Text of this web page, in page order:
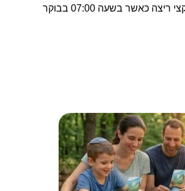
בואו לקחת חלק באירוע ספורטיבי משמעותי, המשלב פעילות גופנית עם מטרה חברתית חשובה. במרוץ הכלניות 2025 יהיו מספר מקצי ריצה כאשר בשעה 07:00 בבוקר